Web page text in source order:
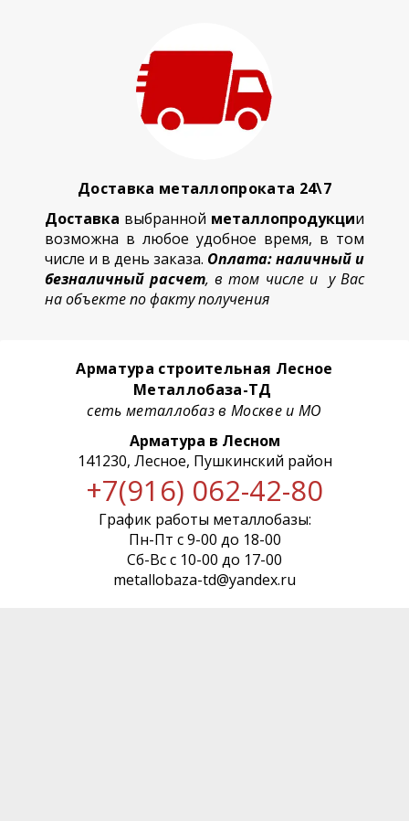
Доставка металлопроката 24\7
Доставка выбранной металлопродукции
возможна в любое удобное время, в том
числе и в день заказа. Оплата: наличный и
безналичный расчет, в том числе и у Вас
на объекте по факту получения
Арматура строительная Лесное
Металлобаза-ТД
сеть металлобаз в Москве и МО
Арматура в Лесном
141230, Лесное, Пушкинский район
+7(916) 062-42-80
График работы металлобазы:
Пн-Пт с 9-00 до 18-00
Сб-Вс с 10-00 до 17-00
metallobaza-td@yandex.ru